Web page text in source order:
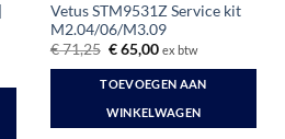
Vetus STM9531Z Service kit
M2.04/06/M3.09
€71,25 Oorspronkelijke
was:
€ 71,25.
€65,00Huidige
is:
€ 65,00.
ex btw
TOEVOEGEN AAN
WINKELWAGEN